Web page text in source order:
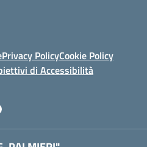
Privacy PolicyCookie Policy
di Accessibilità